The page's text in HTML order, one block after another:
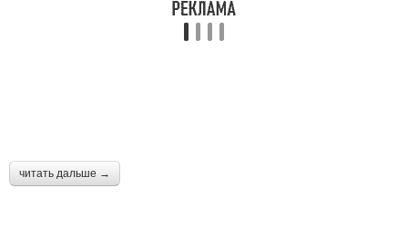
читать дальше →